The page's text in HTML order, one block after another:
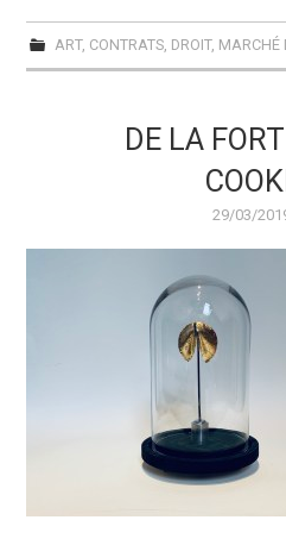
ART, CONTRATS, DROIT, MARCHÉ
DE LA
29/03/